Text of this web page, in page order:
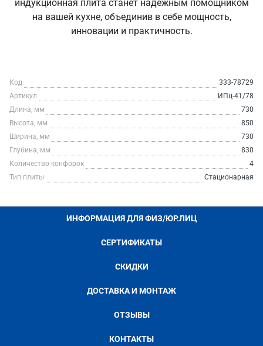
индукционная плита станет надежным помощником
на вашей кухне, объединив в себе мощность,
инновации и практичность.
Код
333-78729
Артикул
ИПц-41/78
Длина, мм
730
Высота, мм
850
Ширина, мм
730
Глубина, мм
830
Количество конфорок
4
Тип плиты
Стационарная
ИНФОРМАЦИЯ ДЛЯ ФИЗ/ЮР.ЛИЦ
СЕРТИФИКАТЫ
СКИДКИ
ДОСТАВКА И МОНТАЖ
ОТЗЫВЫ
КОНТАКТЫ